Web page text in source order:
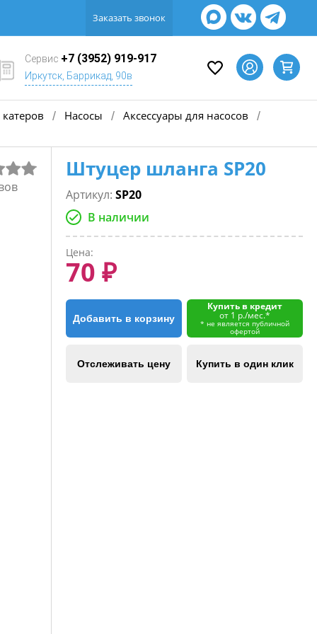
Заказать звонок
Сервис +7 (3952) 919-917
Иркутск, Баррикад, 90в
/ Насосы / Аксессуары для насосов /
Штуцер шланга SP20
Артикул: SP20
В наличии
Цена:
70 ₽
Добавить в корзину
Купить в кредит
от 1 р./мес.*
* не является публичной
офертой
Отслеживать цену Купить в один клик